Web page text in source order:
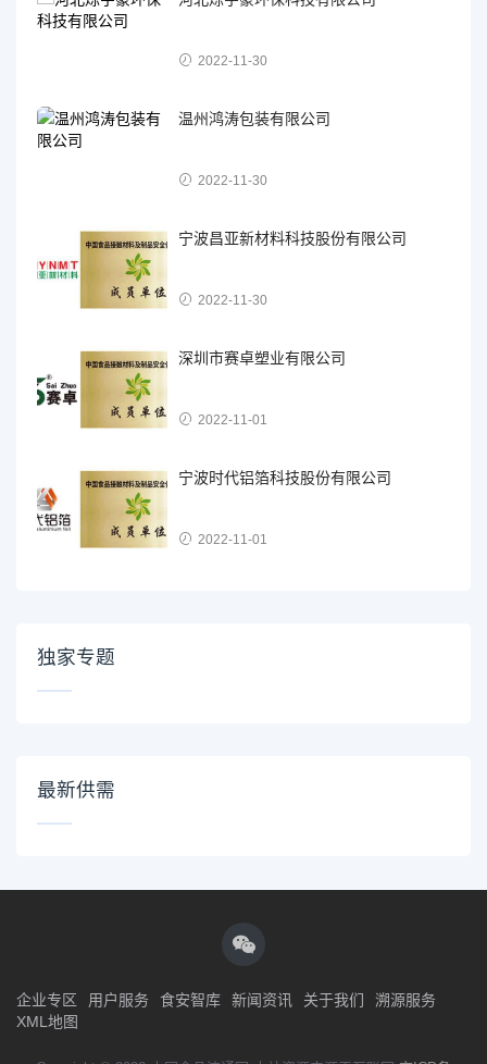
2022-11-30
温州鸿涛包装有限公司
2022-11-30
宁波昌亚新材料科技股份有限公司
2022-11-30
深圳市赛卓塑业有限公司
2022-11-01
宁波时代铝箔科技股份有限公司
2022-11-01
独家专题
最新供需
企业专区 用户服务 食安智库 新闻资讯 关于我们
溯源服务
XML地图